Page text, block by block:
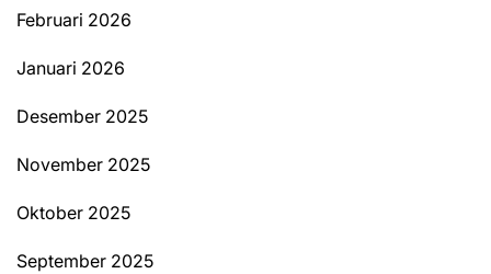
Februari 2026
Januari 2026
Desember 2025
November 2025
Oktober 2025
September 2025